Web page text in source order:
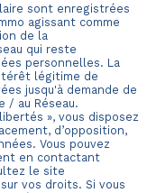
sont enregistrées
agissant comme
de la
qui reste
personnelles. La
légitime de
jusqu'à demande de
/ au Réseau.
», vous disposez
d’opposition,
Vous pouvez
en contactant
le site
vos droits. Si vous